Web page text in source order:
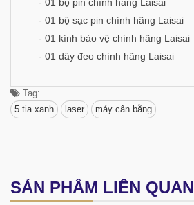
- 01 bộ sạc pin chính hãng Laisai
- 01 kính bảo vệ chính hãng Laisai
- 01 dây đeo chính hãng Laisai
Tag:
5 tia xanh
laser máy cân bằng
SẢN PHẨM LIÊN QUAN